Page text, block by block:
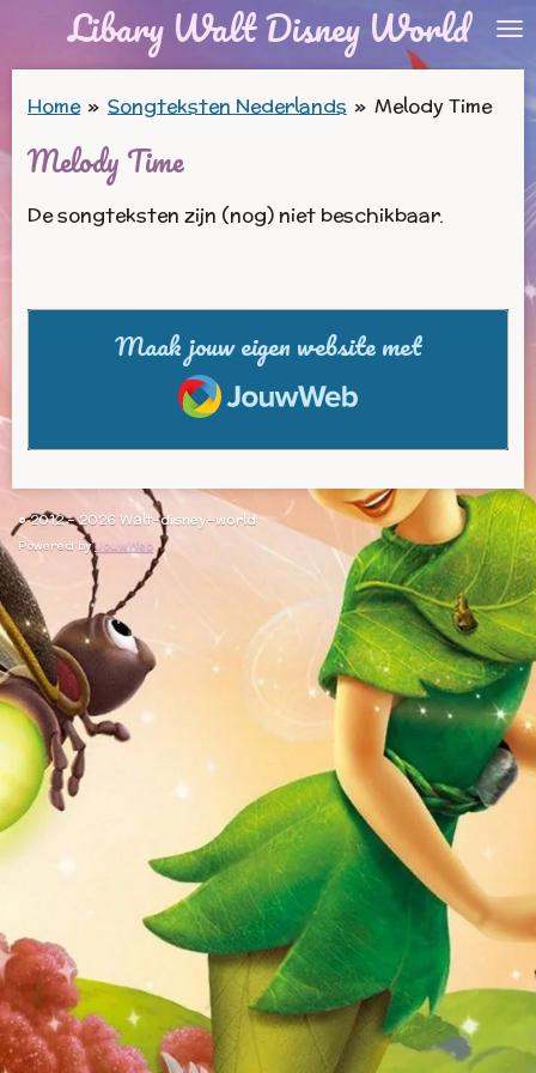
hoofdinhoud
Libary Walt Disney World
Home » Songteksten Nederlands » Melody Time
Melody Time
De songteksten zijn (nog) niet beschikbaar.
Maak jouw eigen website met
JouwWeb
© 2012 - 2026 Walt-disney-world
Powered byJouwWeb